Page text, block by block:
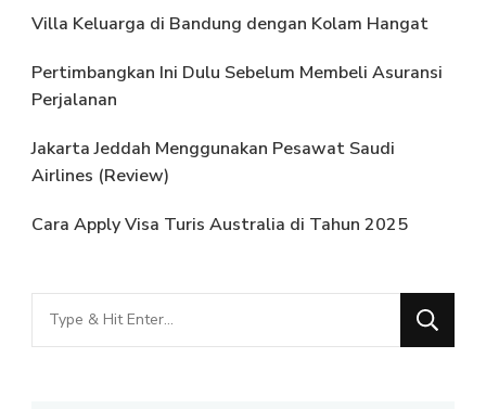
Villa Keluarga di Bandung dengan Kolam Hangat
Pertimbangkan Ini Dulu Sebelum Membeli Asuransi
Perjalanan
Jakarta Jeddah Menggunakan Pesawat Saudi
Airlines (Review)
Cara Apply Visa Turis Australia di Tahun 2025
Looking
for